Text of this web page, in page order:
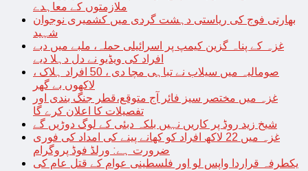
ملازمتوں کے معاہدے
بھارتی فوج کی ریاستی دہشت گردی میں کشمیری نوجوان
شہید
غزہ کے پناہ گزین کیمپ پر اسرائیلی حملہ، ملبے میں دبے
افراد کی ویڈیو نے دل دہلا دیے
صومالیہ میں سیلاب نے تباہی مچا دی ، 50 افراد ہلاک ،
لاکھوں بے گھر
غزہ میں مختصر سیز فائر آج متوقع،قطر جنگ بندی اور
تفصیلات کا اعلان کرے گا
شیخ زید روڈ پر کاریں نہیں بلکہ دبئی کے لوگ دوڑیں گے
غزہ میں 22 لاکھ افراد کو کھانے پینے کی امداد کی فوری
ضرورت ہے: ورلڈ فوڈ پروگرام
یکطرفہ قراردا واپس لو اور فلسطینی عوام کے قتل عام کی